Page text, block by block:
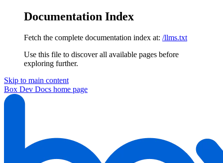
Documentation Index
Fetch the complete documentation index at: /llms.txt
Use this file to discover all available pages before
exploring further.
Skip to main content
Box Dev Docs home page